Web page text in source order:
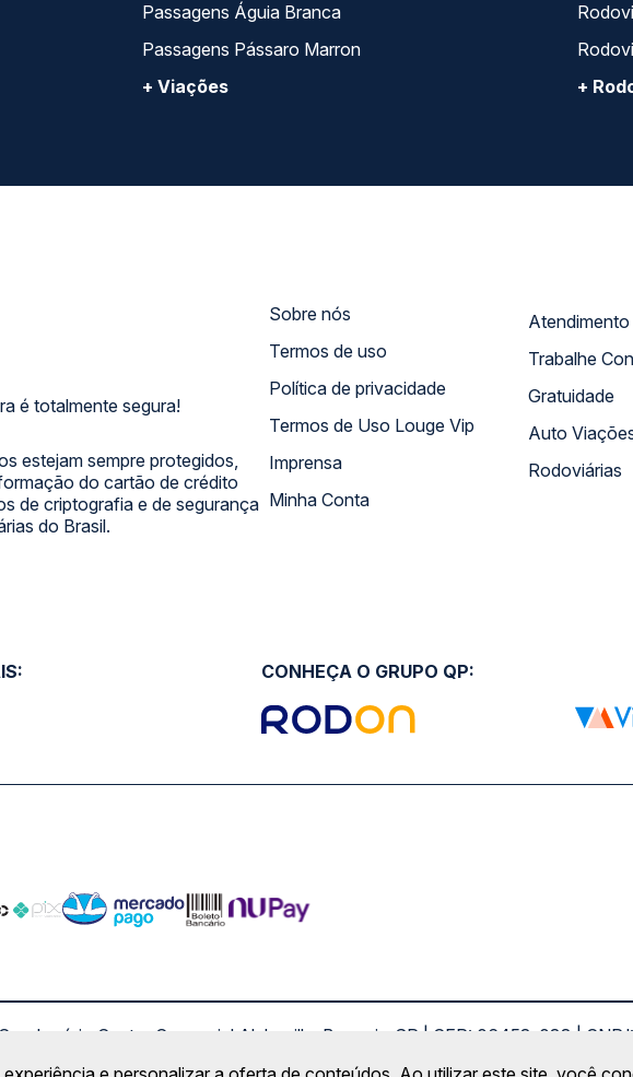
Passagens Águia Branca
Passagens Pássaro Marron
+ Viações
+
é totalmente segura!
estejam sempre protegidos,
do cartão de crédito
de criptografia e de segurança
do Brasil.
Sobre nós
Termos de uso
Política de privacidade
Termos de Uso Louge Vip
Imprensa
Minha Conta
Trabalhe
Gratuidade
Auto
Rodoviárias
CONHEÇA O GRUPO QP:
Centro Comercial Alphaville, Barueri - SP | CEP: 06453-038 |
Copyright 2026 © QueroPassagem.com.br